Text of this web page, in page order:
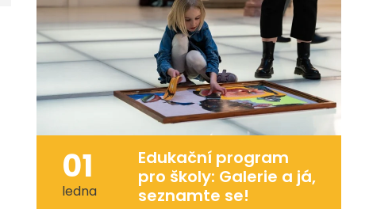
01
ledna
Edukační program
pro školy: Galerie a já,
seznamte se!